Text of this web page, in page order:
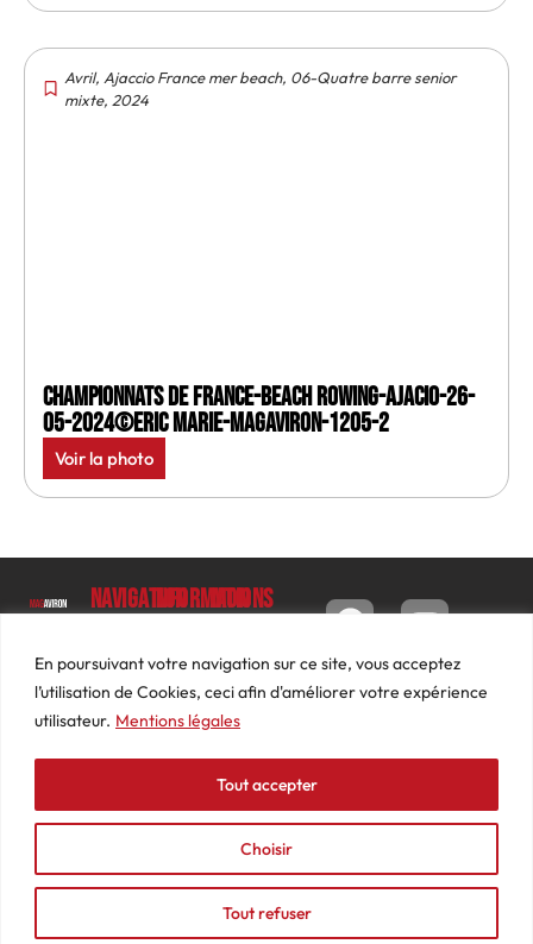
En poursuivant votre navigation sur ce site, vous acceptez
l’utilisation de Cookies, ceci afin d'améliorer votre expérience
utilisateur. Mentions légales
Choisir
Tout refuser
Tout accepter
Avril, Ajaccio France mer beach, 06-Quatre barre senior
mixte, 2024
Championnats de France-Beach rowing-Ajacio-26-
05-2024©Eric Marie-MagAviron-1205-2
Voir la photo
Luc
Barbier
69640
74
87
contact@mediasaviron.fr
Navigation
Le
Magazine
Photos
Actualités
Podcasts
Informations
Conditions
générales
de ventes
Mentions
légales
Mon
Tableau
de bord
Commandes
Adresses
Détails
du
compte